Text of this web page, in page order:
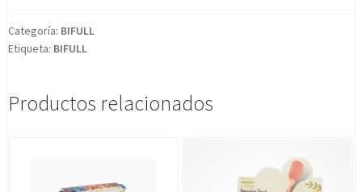
24
Uds.
Categoría: BIFULL
Etiqueta: BIFULL
Productos relacionados